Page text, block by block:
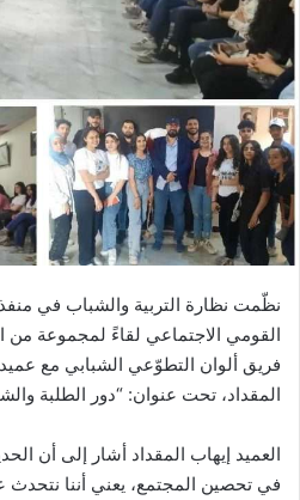
نظّمت نظارة التربية والشباب في
القومي الاجتماعي لقاءً لمجموعة من
فريق ألوان التطوّعي الشبابي مع عميد
المقداد، تحت عنوان: “دور الطلبة
العميد إيهاب المقداد أشار إلى أن
في تحصين المجتمع، يعني أننا